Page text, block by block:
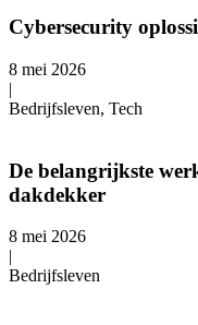
Cybersecurity
8 mei 2026
|
Bedrijfsleven, Tech
De belangrijkste
dakdekker
8 mei 2026
|
Bedrijfsleven